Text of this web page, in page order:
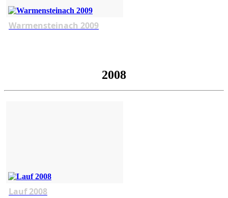
Warmensteinach 2009
2008
Lauf 2008